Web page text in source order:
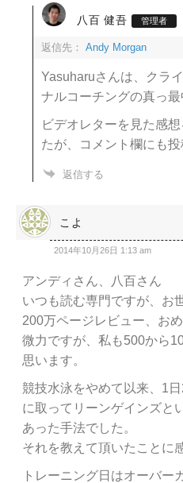
八百 健吾 管理者
返信先： Andy Morgan
Yasuharuさんは、クラ
ナルコーチングの真っ最
ビデオレターを見た感
たが、コメント欄にも投
返信する
こよ
2014年10月26日 1:13 am
アンディさん、八百さん
いつも読む専門ですが、お
200万ページレビュー、お
微力ですが、私も500から
思います。
競技水泳をやめて以来、1
に取ってリーンゲインズと
あった手法でした。
それを教えて頂いたことに
トレーニング日はオーバー